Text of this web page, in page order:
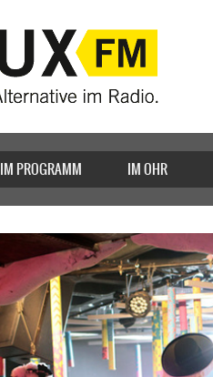
IM PROGRAMM IM OHR